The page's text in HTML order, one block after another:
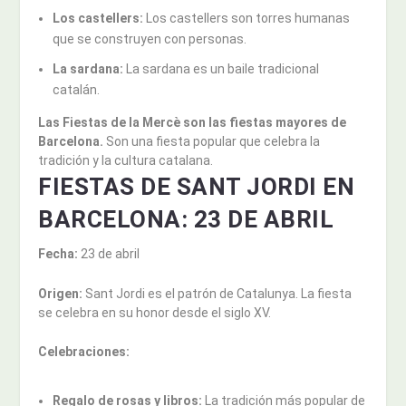
Los castellers: Los castellers son torres humanas
que se construyen con personas.
La sardana: La sardana es un baile tradicional
catalán.
Las Fiestas de la Mercè son las fiestas mayores de
Barcelona. Son una fiesta popular que celebra la
tradición y la cultura catalana.
FIESTAS DE SANT JORDI EN
BARCELONA: 23 DE ABRIL
Fecha: 23 de abril
Origen: Sant Jordi es el patrón de Catalunya. La fiesta
se celebra en su honor desde el siglo XV.
Celebraciones:
Regalo de rosas y libros: La tradición más popular de